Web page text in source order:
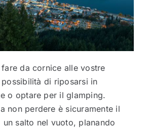
fare da cornice alle vostre
di riposarsi in
o optare per il glamping.
non perdere è sicuramente il
un salto nel vuoto, planando